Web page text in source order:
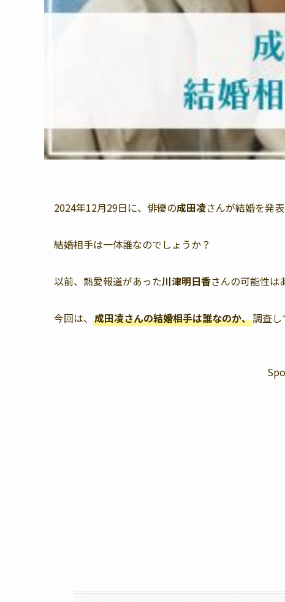
2024年12月29日に、俳優の成田凌さんが結婚を発表
結婚相手は一体誰なのでしょうか？
以前、熱愛報道があった川津明日香さんの可能性は
今回は、 成田凌さんの結婚相手は誰なのか、調査し